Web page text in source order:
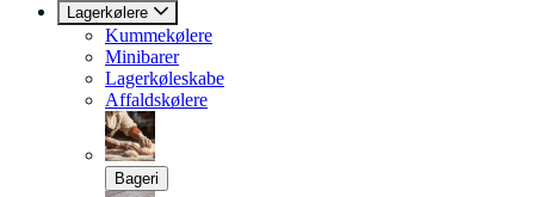
Lagerkølere
Kummekølere
Minibarer
Lagerkøleskabe
Affaldskølere
Bageri